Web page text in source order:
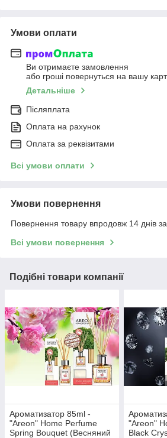
Умови оплати
Ви отримаєте замовлення
або гроші повернуться на вашу
Детальніше
Післяплата
Оплата на рахунок
Оплата за реквізитами
Всі умови оплати
Умови повернення
Повернення товару впродовж 14 днів
Всі умови повернення
Подібні товари компанії
Ароматизатор 85ml -
"Areon" Нome Perfume
Spring Bouquet (Весняний
"Areon"
Black